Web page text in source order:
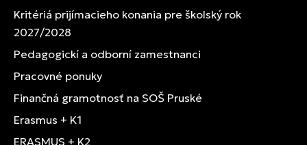
Kritériá prijímacieho konania pre školský rok
2027/2028
Pedagogickí a odborní zamestnanci
Pracovné ponuky
Finančná gramotnosť na SOŠ Pruské
Erasmus + K1
ERASMUS + K2